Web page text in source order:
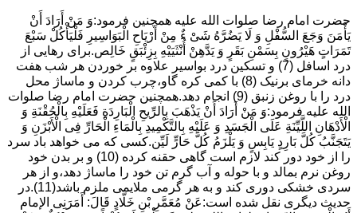
حضرت امام رضا صلوات الله علیه همچنین فرمود:وَ مَنْ أَرَادَ أَنْ
یَأْمَنَ وَجَعَ السُّفْلِ وَ لَا یَضُرَّهُ شَیْ ءٌ مِنْ أَرْیَاحِ الْبَوَاسِیرِ فَلْیَأْکُلْ سَبْعَ
تَمَرَاتٍ هَیْرُونٍ بِسَمْنِ بَقَرٍ وَ یَدَّهِنْ أُنْثَیَیْهِ بِزِئْبَقٍ خَالِص.برای رهایی از
درد اسافل (7) و تسکین درد بواسیر علاوه بر خوردن هر شب هفت
دانه خرمای برنیک (8) با کمی کره گاو،چرب کردن و ماساژ محل
درد را با روغن زنبق (9) انجام دهد.همچنین حضرت امام رضا صلوات
الله علیه فرمود:وَ مَنْ أَرَادَ أَنْ یَذْهَبَ بِالرِّیحِ الْبَارِدَةِ فَعَلَیْهِ بِالْحُقْنَةِ وَ
الْأَدْهَانِ اللَّیِّنَةِ عَلَى الْجَسَدِ وَ عَلَیْهِ بِالتَّکْمِیدِ بِالْمَاءِ الْحَارِّ فِی الْأَبْزَنِ وَ
یَتَجَنَّبُ کُلَّ بَارِدٍ یَابِسٍ وَ یَلْزَمُ کُلَّ حَارٍّ لَیِّن.کسی که می خواهد باد سرد
را از خود دور کند لازم است گاهی حقنه کرده (10) و بر بدن خود
روغن نرم بمالد و با حوله و آب گرم تن خود را ماساژ دهد،و از هر
سردی خشکی دوری کند و به هر گرمی ملایمی ملزم باشد(11).در
حدیث دیگری نقل شده است:عَنْ مُعَمَّرِ بْنِ خَلَّادٍ قَالَ: أَمَرَنِی الإمام